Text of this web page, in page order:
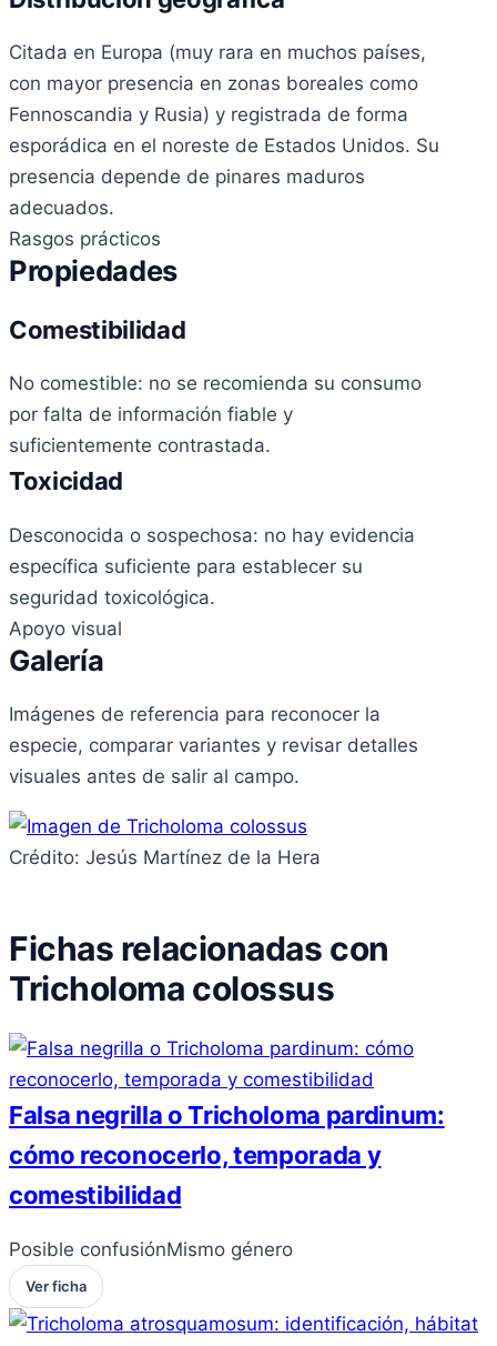
Citada en Europa (muy rara en muchos países,
con mayor presencia en zonas boreales como
Fennoscandia y Rusia) y registrada de forma
esporádica en el noreste de Estados Unidos. Su
presencia depende de pinares maduros
adecuados.
Rasgos prácticos
Propiedades
Comestibilidad
No comestible: no se recomienda su consumo
por falta de información fiable y
suficientemente contrastada.
Toxicidad
Desconocida o sospechosa: no hay evidencia
específica suficiente para establecer su
seguridad toxicológica.
Apoyo visual
Galería
Imágenes de referencia para reconocer la
especie, comparar variantes y revisar detalles
visuales antes de salir al campo.
Crédito: Jesús Martínez de la Hera
Fichas relacionadas con
Tricholoma colossus
Falsa negrilla o Tricholoma pardinum:
cómo reconocerlo, temporada y
comestibilidad
Posible confusiónMismo género
Ver ficha